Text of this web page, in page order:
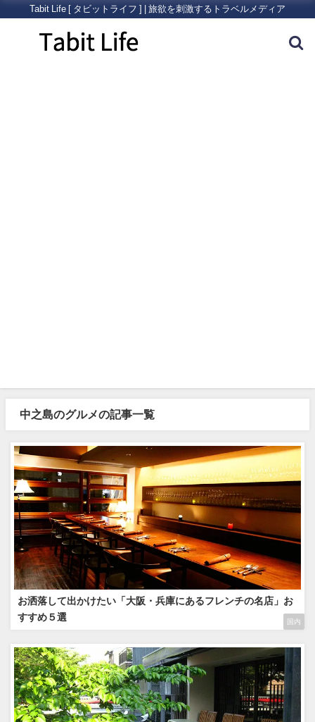
Tabit Life [ タビットライフ ] | 旅欲を刺激するトラベルメディア
中之島のグルメの記事一覧
国内
お洒落して出かけたい「大阪・兵庫にあるフレンチの名店」お
すすめ５選